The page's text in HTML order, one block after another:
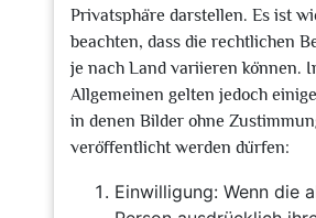
Privatsphäre darstellen. Es ist
beachten, dass die rechtlichen
je nach Land variieren können.
Allgemeinen gelten jedoch
in denen Bilder ohne
veröffentlicht werden dürfen:
Einwilligung: Wenn die